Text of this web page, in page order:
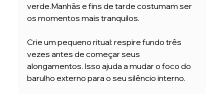
verde.Manhãs e fins de tarde costumam ser
os momentos mais tranquilos.
Crie um pequeno ritual: respire fundo três
vezes antes de começar seus
alongamentos. Isso ajuda a mudar o foco do
barulho externo para o seu silêncio interno.